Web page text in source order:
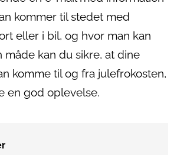
kommer til stedet med
eller i bil, og hvor man kan
måde kan du sikre, at dine
komme til og fra julefrokosten,
en god oplevelse.